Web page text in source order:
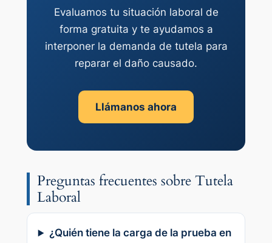
Evaluamos tu situación laboral de
forma gratuita y te ayudamos a
interponer la demanda de tutela para
reparar el daño causado.
Llámanos ahora
Preguntas frecuentes sobre Tutela
Laboral
¿Quién tiene la carga de la prueba en